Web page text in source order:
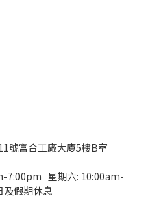
號富合工廠大廈5樓B室
7:00pm 星期六: 10:00am-
假期休息